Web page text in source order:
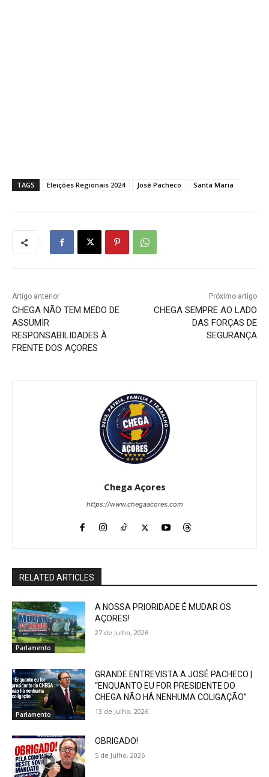
TAGS Eleições Regionais 2024 José Pacheco Santa Maria
Artigo anterior
CHEGA NÃO TEM MEDO DE
ASSUMIR
RESPONSABILIDADES À
FRENTE DOS AÇORES
Próximo artigo
CHEGA SEMPRE AO LADO
DAS FORÇAS DE
SEGURANÇA
Chega Açores
https://www.chegaacores.com
RELATED ARTICLES
Parlamento
A NOSSA PRIORIDADE É MUDAR OS
AÇORES!
27 de Julho, 2026
Parlamento
GRANDE ENTREVISTA A JOSÉ PACHECO |
“ENQUANTO EU FOR PRESIDENTE DO
CHEGA NÃO HÁ NENHUMA COLIGAÇÃO”
13 de Julho, 2026
OBRIGADO!
5 de Julho, 2026